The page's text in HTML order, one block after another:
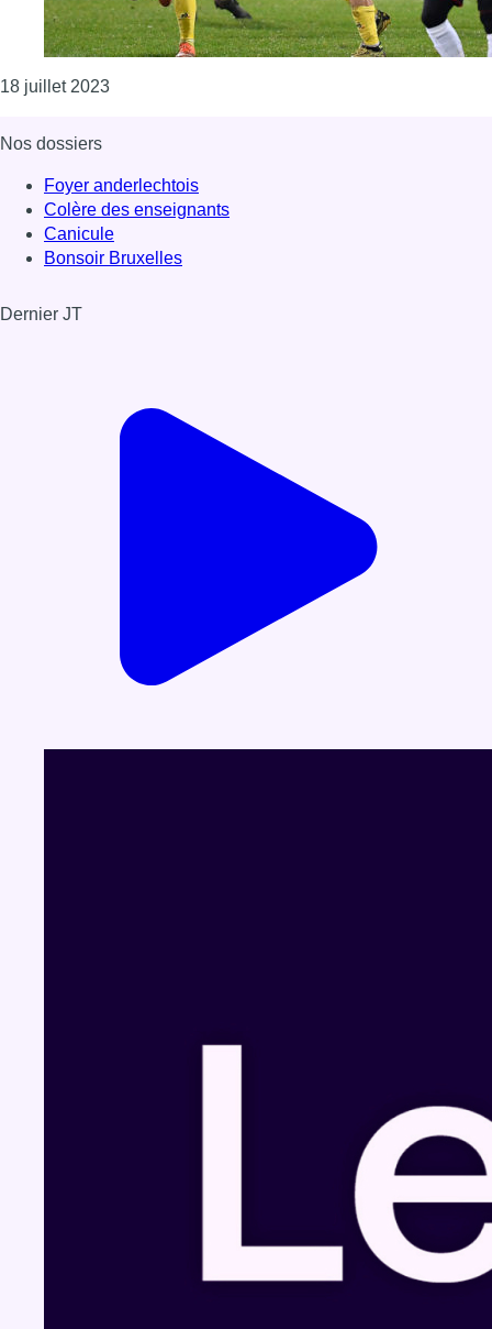
18 juillet 2023Consulter l'article "Siebe Van Der Heyden quitte
Nos dossiers
Foyer anderlechtois
Colère des enseignants
Canicule
Bonsoir Bruxelles
Dernier JT